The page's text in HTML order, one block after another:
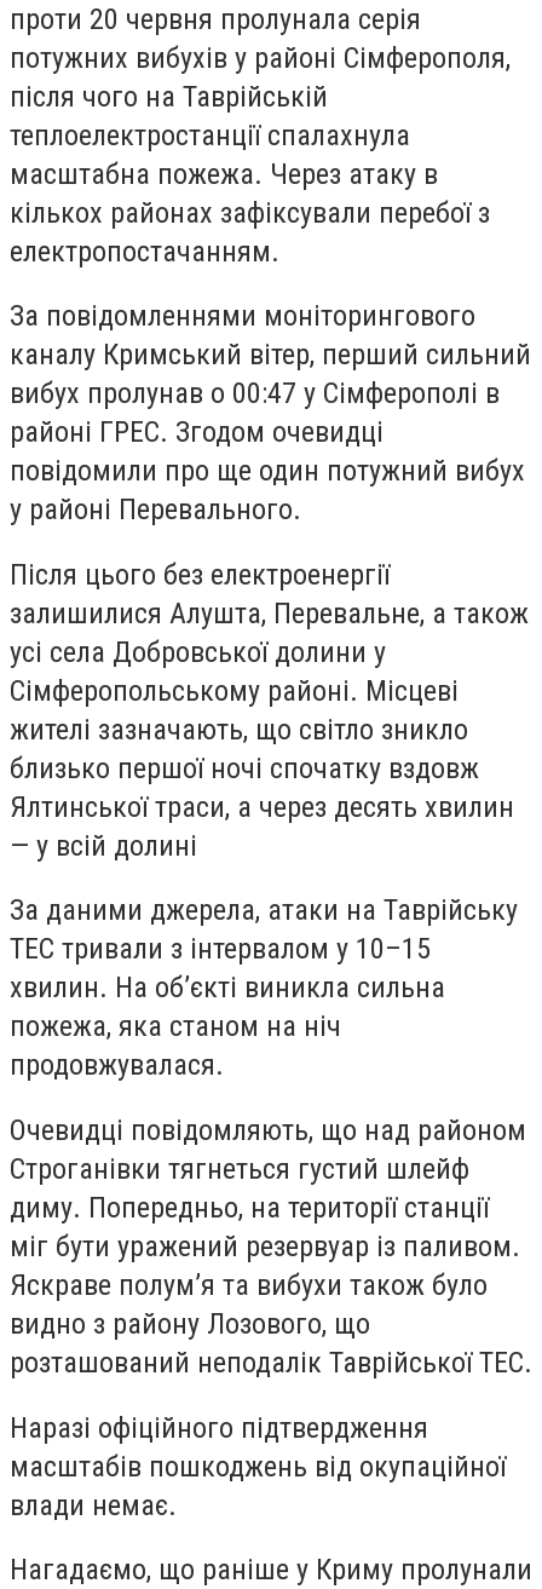
проти 20 червня пролунала серія
потужних вибухів у районі Сімферополя,
після чого на Таврійській
теплоелектростанції спалахнула
масштабна пожежа. Через атаку в
кількох районах зафіксували перебої з
електропостачанням.
За повідомленнями моніторингового
каналу Кримський вітер, перший сильний
вибух пролунав о 00:47 у Сімферополі в
районі ГРЕС. Згодом очевидці
повідомили про ще один потужний вибух
у районі Перевального.
Після цього без електроенергії
залишилися Алушта, Перевальне, а також
усі села Добровської долини у
Сімферопольському районі. Місцеві
жителі зазначають, що світло зникло
близько першої ночі спочатку вздовж
Ялтинської траси, а через десять хвилин
— у всій долині
За даними джерела, атаки на Таврійську
ТЕС тривали з інтервалом у 10–15
хвилин. На об’єкті виникла сильна
пожежа, яка станом на ніч
продовжувалася.
Очевидці повідомляють, що над районом
Строганівки тягнеться густий шлейф
диму. Попередньо, на території станції
міг бути уражений резервуар із паливом.
Яскраве полум’я та вибухи також було
видно з району Лозового, що
розташований неподалік Таврійської ТЕС.
Наразі офіційного підтвердження
масштабів пошкоджень від окупаційної
влади немає.
Нагадаємо, що раніше у Криму пролунали